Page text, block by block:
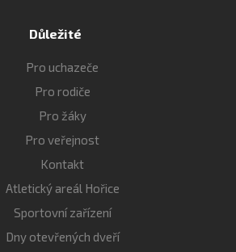
Důležité
Pro uchazeče
Pro rodiče
Pro žáky
Pro veřejnost
Kontakt
Atletický areál Hořice
Sportovní zařízení
Dny otevřených dveří